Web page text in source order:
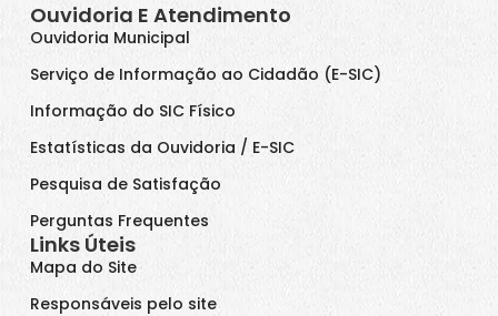
Ouvidoria E Atendimento
Ouvidoria Municipal
Serviço de Informação ao Cidadão (E-SIC)
Informação do SIC Físico
Estatísticas da Ouvidoria / E-SIC
Pesquisa de Satisfação
Perguntas Frequentes
Links Úteis
Mapa do Site
Responsáveis pelo site